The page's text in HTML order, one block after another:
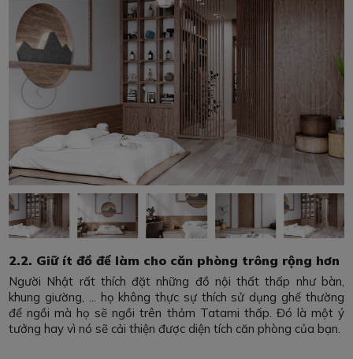
2.2. Giữ ít đồ để làm cho căn phòng trông rộng hơn
Người Nhật rất thích đặt những đồ nội thất thấp như bàn,
khung giường, ... họ không thực sự thích sử dụng ghế thường
để ngồi mà họ sẽ ngồi trên thảm Tatami thấp. Đó là một ý
tưởng hay vì nó sẽ cải thiện được diện tích căn phòng của bạn.